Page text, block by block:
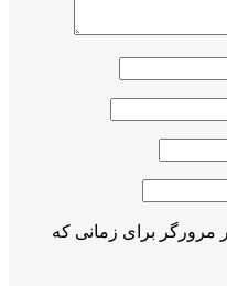
مرورگر برای زمانی که